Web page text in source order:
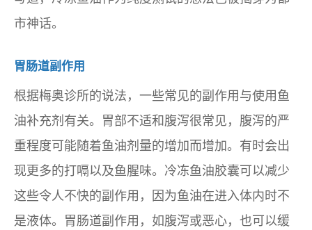
市神话。
胃肠道副作用
根据梅奥诊所的说法，一些常见的副作用与使用鱼
油补充剂有关。胃部不适和腹泻很常见，腹泻的严
重程度可能随着鱼油剂量的增加而增加。有时会出
现更多的打嗝以及鱼腥味。冷冻鱼油胶囊可以减少
这些令人不快的副作用，因为鱼油在进入体内时不
是液体。胃肠道副作用，如腹泻或恶心，也可以缓